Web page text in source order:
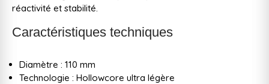
réactivité et stabilité.
Caractéristiques techniques
Diamètre : 110 mm
Technologie : Hollowcore ultra légère